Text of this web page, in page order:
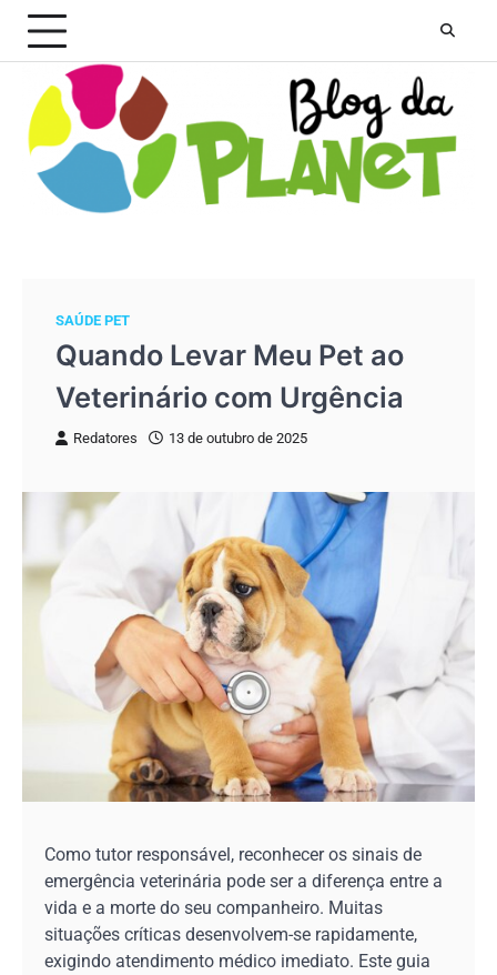
Skip
content
SAÚDE PET
Quando Levar Meu Pet ao
Veterinário com Urgência
Redatores 13 de outubro de 2025
Como tutor responsável, reconhecer os sinais de
emergência veterinária pode ser a diferença entre a
vida e a morte do seu companheiro. Muitas
situações críticas desenvolvem-se rapidamente,
exigindo atendimento médico imediato. Este guia